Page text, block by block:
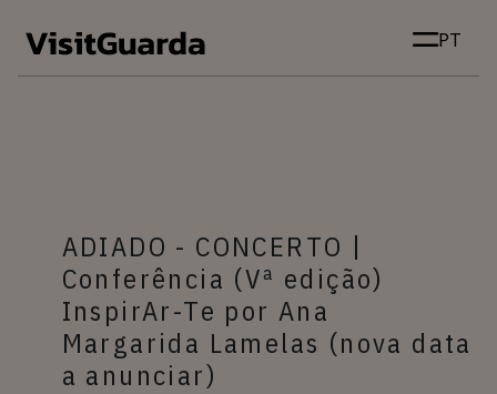
PT
ADIADO - CONCERTO |
Conferência (Vª edição)
InspirAr-Te por Ana
Margarida Lamelas (nova data
a anunciar)